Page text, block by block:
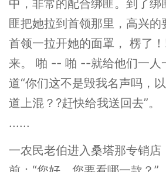
中，非常的配合绑匪。到了绑
匪把她拉到首领那里，高兴的
首领一拉开她的面罩， 楞了
来。 啪 -- 啪 --就给他们一人
道“你们这不是毁我名声吗，
道上混？?赶快给我送回去”。
......
一农民老伯进入桑塔那专销店